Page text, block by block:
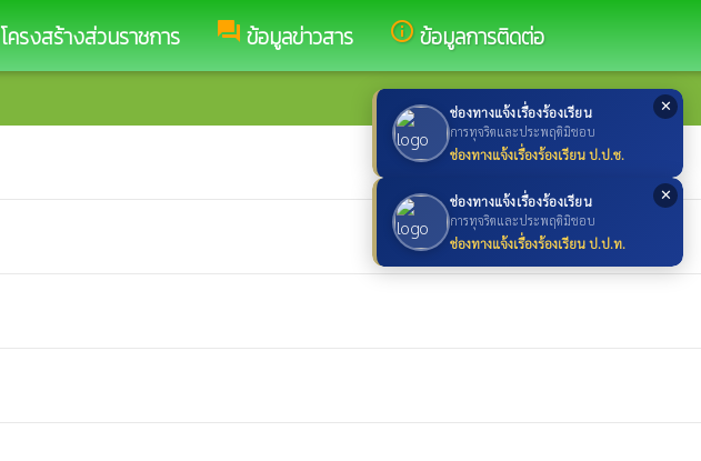
✕
ช่องทางแจ้งเรื่องร้องเรียน
การทุจริตและประพฤติมิชอบ
ช่องทางแจ้งเรื่องร้องเรียน ป.ป.ช.
✕
ช่องทางแจ้งเรื่องร้องเรียน
การทุจริตและประพฤติมิชอบ
ช่องทางแจ้งเรื่องร้องเรียน ป.ป.ท.
โครงสร้างส่วนราชการ forum ข้อมูลข่าวสาร info_outline ข้อมูลการติดต่อ